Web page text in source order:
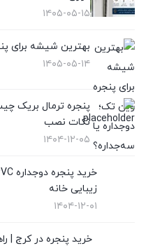
تعویض پنجره دوجداره
توری پلیسه (10)
توری پنجره
در UPVC(9)
در آلمینیوم(10)
رگلاژ پنجره
شیشه سکوریت (3)
۱۴۰۵-۰۵-۱۵
بهترین شیشه برای
۱۴۰۵-۰۵-۱۴
پنجره ترمال بریک
نکات نصب
۱۴۰۴-۱۲-۰۵
زیبایی خانه
۱۴۰۴-۱۲-۰۱
خرید پنجره در کرج |